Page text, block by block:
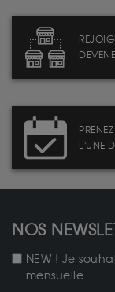
L'UNE
NOS
NEW ! Je
mensuelle.